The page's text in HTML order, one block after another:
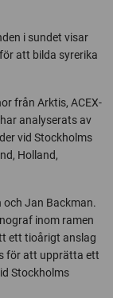
i sundet visar
att bilda syrerika
från Arktis, ACEX-
analyserats av
vid Stockholms
Holland,
Jan Backman.
inom ramen
ett tioårigt anslag
för att upprätta ett
Stockholms